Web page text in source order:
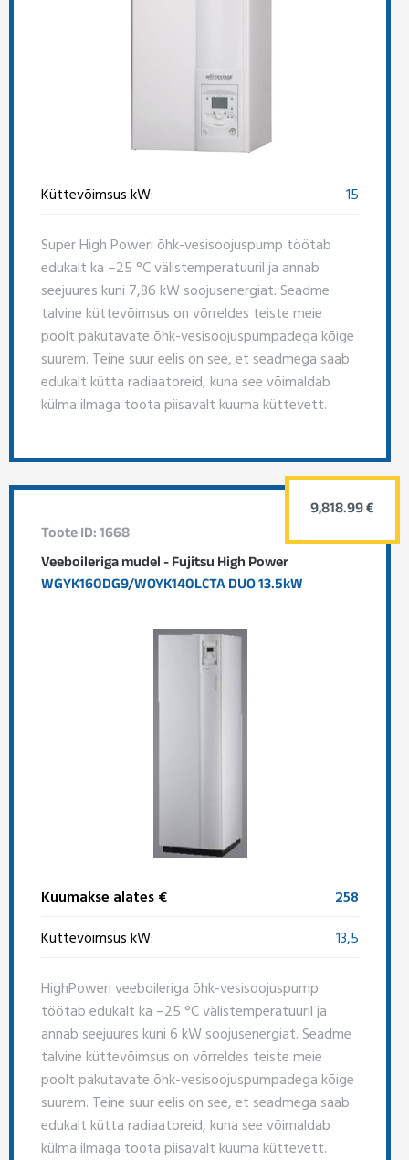
Küttevõimsus kW: 15
Super High Poweri õhk-vesisoojuspump töötab
edukalt ka –25 °C välistemperatuuril ja annab
seejuures kuni 7,86 kW soojusenergiat. Seadme
talvine küttevõimsus on võrreldes teiste meie
poolt pakutavate õhk-vesisoojuspumpadega kõige
suurem. Teine suur eelis on see, et seadmega saab
edukalt kütta radiaatoreid, kuna see võimaldab
külma ilmaga toota piisavalt kuuma küttevett.
Toote ID: 1668
Veeboileriga mudel - Fujitsu High Power
WGYK160DG9/WOYK140LCTA DUO 13.5kW
Kuumakse alates €
258
Küttevõimsus kW:
13,5
HighPoweri veeboileriga õhk-vesisoojuspump
töötab edukalt ka –25 °C välistemperatuuril ja
annab seejuures kuni 6 kW soojusenergiat. Seadme
talvine küttevõimsus on võrreldes teiste meie
poolt pakutavate õhk-vesisoojuspumpadega kõige
suurem. Teine suur eelis on see, et seadmega saab
edukalt kütta radiaatoreid, kuna see võimaldab
külma ilmaga toota piisavalt kuuma küttevett.
9,818.99 €